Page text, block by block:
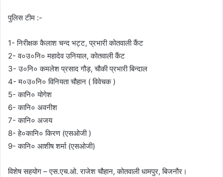
पुलिस टीम :-
1- निरीक्षक कैलाश चन्द भट्ट, प्रभारी कोतवाली कैंट
2- व०उ०नि० महादेव उनियाल, कोतवाली कैंट
3- उ०नि० कमलेश प्रसाद गौड़, चौकी प्रभारी बिन्दाल
4- म०उ०नि० विनियता चौहान ( विवेचक )
5- कानि० योगेश
6- कानि० अवनीश
7- कानि० अजय
8- हे०कानि० किरण (एसओजी )
9- कानि० आशीष शर्मा (एसओजी)
विशेष सहयोग – एस.एच.ओ. राजेश चौहान, कोतवाली धामपुर, बिजनौर।